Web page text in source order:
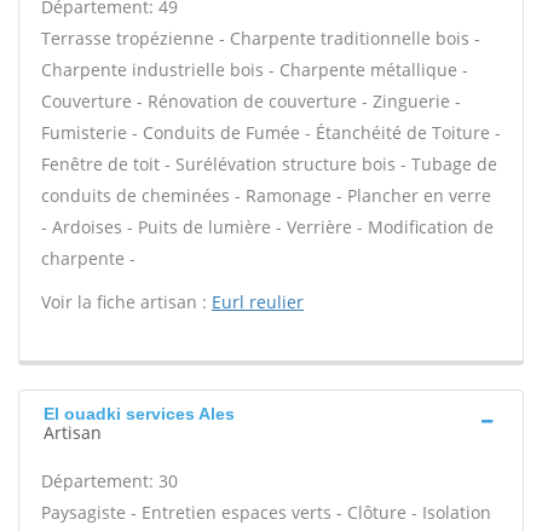
Département: 49
Terrasse tropézienne - Charpente traditionnelle bois -
Charpente industrielle bois - Charpente métallique -
Couverture - Rénovation de couverture - Zinguerie -
Fumisterie - Conduits de Fumée - Étanchéité de Toiture -
Fenêtre de toit - Surélévation structure bois - Tubage de
conduits de cheminées - Ramonage - Plancher en verre
- Ardoises - Puits de lumière - Verrière - Modification de
charpente -
Voir la fiche artisan : Eurl reulier
El ouadki services Ales
Artisan
Département: 30
Paysagiste - Entretien espaces verts - Clôture - Isolation